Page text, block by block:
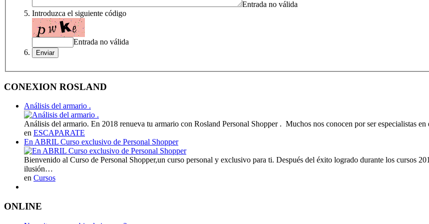
Entrada no válida
Introduzca el siguiente código
Entrada no válida
CONEXION ROSLAND
Análisis del armario .
Análisis del armario. En 2018 renueva tu armario con Rosland Personal Shopper . Muchos nos conocen por ser especialistas
en ESCAPARATE
En ABRIL Curso exclusivo de Personal Shopper
Bienvenido al Curso de Personal Shopper,un curso personal y exclusivo para ti. Después del éxito logrado durante los cursos
ilusión…
en Cursos
ONLINE